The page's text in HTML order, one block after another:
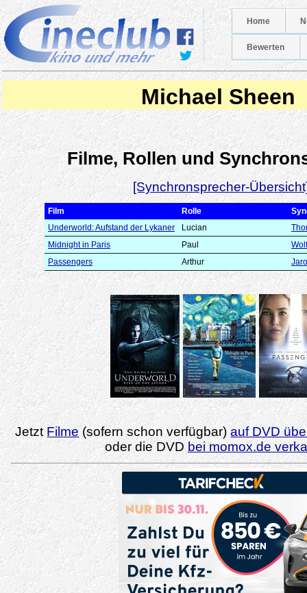
Home
Bewerten
Michael Sheen
Filme, Rollen und
[Synchronsprecher-
Film Rolle
Underworld: Aufstand der Lykaner
Lucian
Midnight in Paris
Paul
Passengers
Arthur
Jetzt Filme (sofern schon verfügbar)auf DVD
oder die DVD bei momox.de